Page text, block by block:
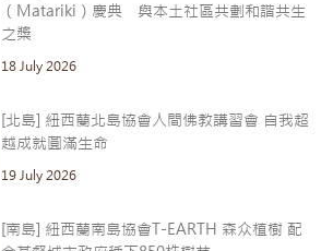
（Matariki）慶典 與本土社區共劃和諧共生
之槳
18 July 2026
[北島] 紐西蘭北島協會人間佛教講習會 自我超
越成就圓滿生命
19 July 2026
[南島] 紐西蘭南島協會T-EARTH 森众植樹 配